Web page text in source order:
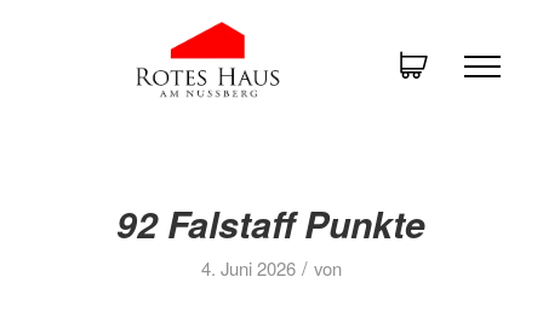
92 Falstaff Punkte
4. Juni 2026 / von